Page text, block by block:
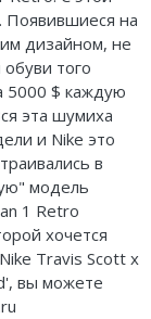
Появившиеся на
дизайном, не
того
5000 $ каждую
эта шумиха
и Nike это
в
модель
1 Retro
хочется
Travis Scott x
вы можете